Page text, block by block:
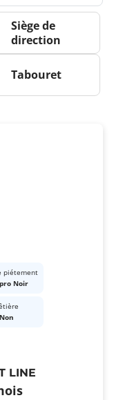
Siège de
direction
Tabouret
piétement
Noir
Non
LINE